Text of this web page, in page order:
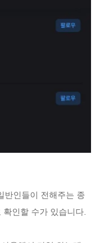
반인들이 전해주는 종
인할 수가 있습니다.